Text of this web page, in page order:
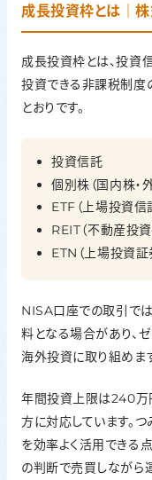
成長投資枠とは｜
成長投資枠とは、投資
投資できる非課税制度
とおりです。
投資信託
個別株（国内株・
ETF（上場投資信
REIT（不動産投資
ETN（上場投資証
NISA口座での取引で
料となる場合があり、
海外投資に取り組めます
年間投資上限は240万
方に対応しています。
を効率よく活用できる
の判断で売買しながら